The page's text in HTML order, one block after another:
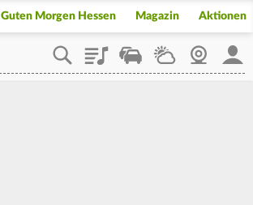
Guten Morgen Hessen Magazin Aktionen
PlaylistStaupilotWetterWebcam